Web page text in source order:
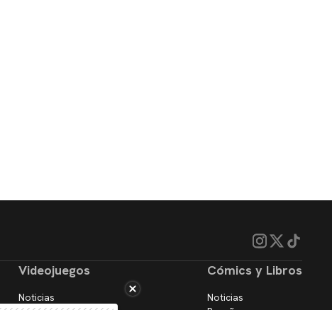
Videojuegos
Noticias
Cómics y Libros
Noticias